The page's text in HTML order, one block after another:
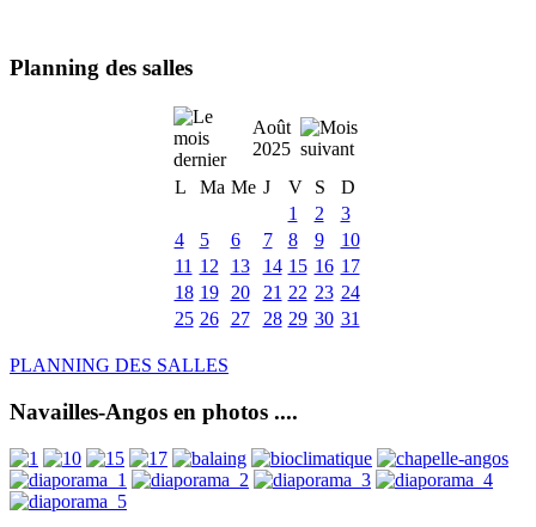
Planning des salles
Août
2025
L
Ma Me J V S
D
1
2
3
4
5 6 7 8 9
10
11 12 13 14 15 16 17
18 19 20 21 22 23 24
25 26 27 28 29 30 31
PLANNING DES SALLES
Navailles-Angos en photos ....